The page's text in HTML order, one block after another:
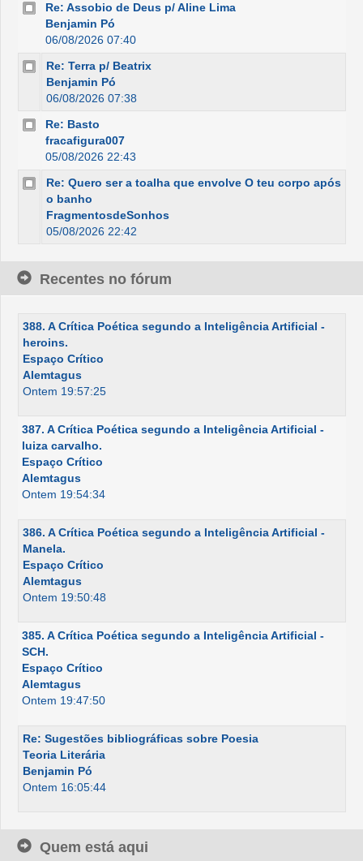
Re: Assobio de Deus p/ Aline Lima
Benjamin Pó
06/08/2026 07:40
Re: Terra p/ Beatrix
Benjamin Pó
06/08/2026 07:38
Re: Basto
fracafigura007
05/08/2026 22:43
Re: Quero ser a toalha que envolve O teu corpo após
o banho
FragmentosdeSonhos
05/08/2026 22:42
Recentes no fórum
388. A Crítica Poética segundo a Inteligência Artificial -
heroins.
Espaço Crítico
Alemtagus
Ontem 19:57:25
387. A Crítica Poética segundo a Inteligência Artificial -
luiza carvalho.
Espaço Crítico
Alemtagus
Ontem 19:54:34
386. A Crítica Poética segundo a Inteligência Artificial -
Manela.
Espaço Crítico
Alemtagus
Ontem 19:50:48
385. A Crítica Poética segundo a Inteligência Artificial -
SCH.
Espaço Crítico
Alemtagus
Ontem 19:47:50
Re: Sugestões bibliográficas sobre Poesia
Teoria Literária
Benjamin Pó
Ontem 16:05:44
Quem está aqui